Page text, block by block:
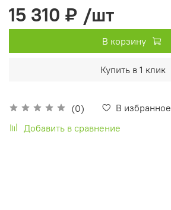
(0)
В избранное
Добавить в сравнение
15 310 ₽ /шт
В корзину
Купить в 1 клик